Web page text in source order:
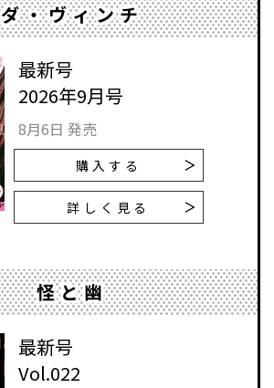
ダ・ヴィンチ
最新号
2026年9月号
8月6日 発売
購入する
詳しく見る
怪と幽
最新号
Vol.022